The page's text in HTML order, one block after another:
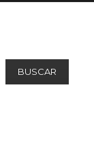
BUSCAR